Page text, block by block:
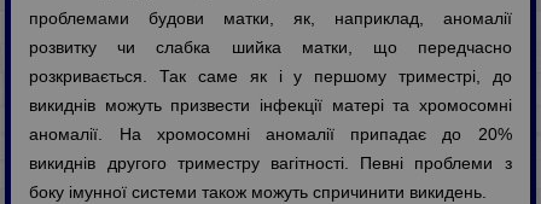
проблемами будови матки, як, наприклад, аномалії
розвитку чи слабка шийка матки, що передчасно
розкривається. Так саме як і у першому триместрі, до
викиднів можуть призвести інфекції матері та хромосомні
аномалії. На хромосомні аномалії припадає до 20%
викиднів другого триместру вагітності. Певні проблеми з
боку імунної системи також можуть спричинити викидень.